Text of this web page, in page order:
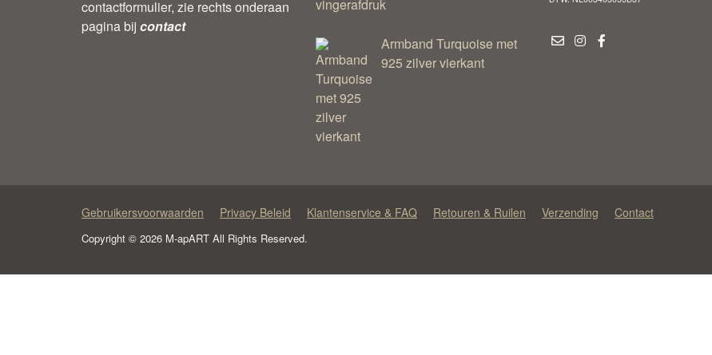
contactformulier, zie rechts onderaan
pagina bij contact
Armband Turquoise met
925 zilver vierkant
Gebruikersvoorwaarden Privacy Beleid Klantenservice & FAQ Retouren & Ruilen Verzending Contact
Copyright © 2026 M-apART All Rights Reserved.